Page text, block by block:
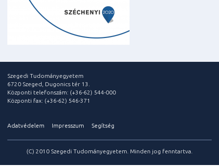
Szegedi Tudományegyetem
6720 Szeged, Dugonics tér 13.
Központi telefonszám: (+36-62) 544-000
Központi fax: (+36-62) 546-371
Adatvédelem Impresszum Segítség
(C) 2010 Szegedi Tudományegyetem. Minden jog fenntartva.